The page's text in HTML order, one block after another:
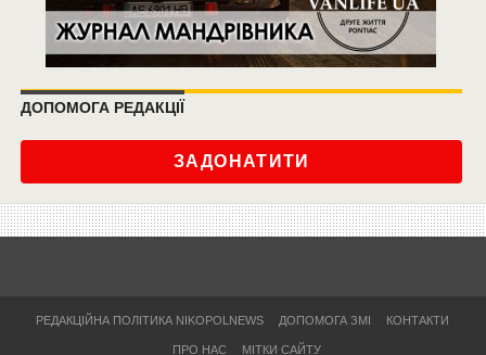
ДОПОМОГА РЕДАКЦІЇ
ЗАДОНАТИТИ
РЕДАКЦІЙНА ПОЛІТИКА NIKOPOLNEWS ДОПОМОГА ЗМІ КОНТАКТИ
ПРО НАС МІТКИ САЙТУ